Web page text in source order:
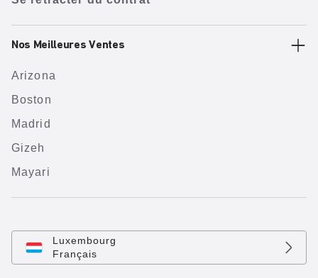
Nos Meilleures Ventes
Arizona
Boston
Madrid
Gizeh
Mayari
Luxembourg
Français